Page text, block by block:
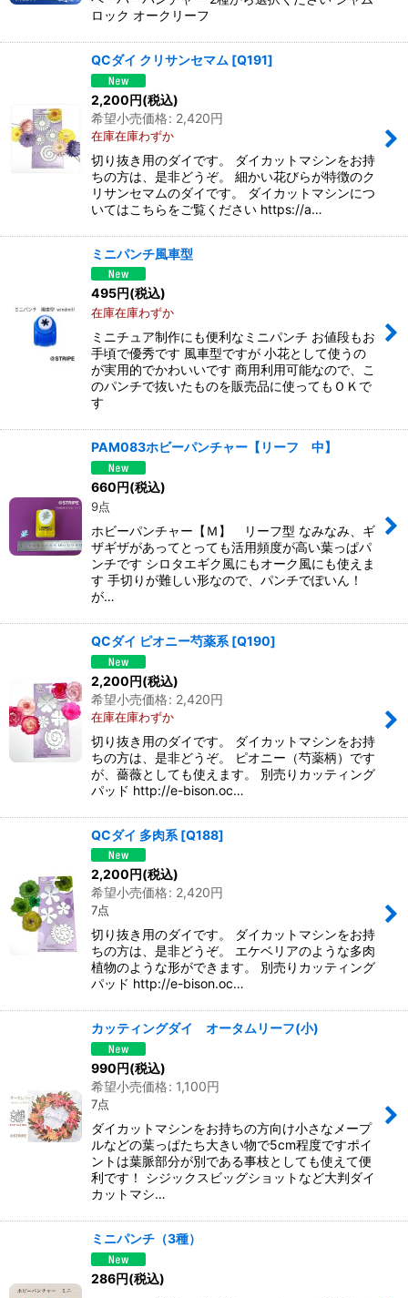
ロック オークリーフ
QCダイ クリサンセマム [Q191]
2,200円(税込)
希望小売価格: 2,420円
在庫在庫わずか
切り抜き用のダイです。 ダイカットマシンをお持
ちの方は、是非どうぞ。 細かい花びらが特徴のク
リサンセマムのダイです。 ダイカットマシンにつ
いてはこちらをご覧ください https://a…
ミニパンチ風車型
495円(税込)
在庫在庫わずか
ミニチュア制作にも便利なミニパンチ お値段もお
手頃で優秀です 風車型ですが 小花として使うの
が実用的でかわいいです 商用利用可能なので、こ
のパンチで抜いたものを販売品に使ってもＯＫで
す
PAM083ホビーパンチャー【リーフ 中】
660円(税込)
9点
ホビーパンチャー【Ｍ】 リーフ型 なみなみ、ギ
ザギザがあってとっても活用頻度が高い葉っぱパ
ンチです シロタエギク風にもオーク風にも使えま
す 手切りが難しい形なので、パンチでぽいん！
が…
QCダイ ピオニー芍薬系 [Q190]
2,200円(税込)
希望小売価格: 2,420円
在庫在庫わずか
切り抜き用のダイです。 ダイカットマシンをお持
ちの方は、是非どうぞ。 ピオニー（芍薬柄）です
が、薔薇としても使えます。 別売りカッティング
パッド http://e-bison.oc…
QCダイ 多肉系 [Q188]
2,200 円(税込)
希望小売価格: 2,420円
7点
切り抜き用のダイです。 ダイカットマシンをお持
ちの方は、是非どうぞ。 エケベリアのような多肉
植物のような形ができます。 別売りカッティング
パッド http://e-bison.oc…
カッティングダイ オータムリーフ(小)
990円(税込)
希望小売価格: 1,100円
7点
ダイカットマシンをお持ちの方向け小さなメープ
ルなどの葉っぱたち大きい物で5cm程度ですポイ
ントは葉脈部分が別である事枝としても使えて便
利です！ シジックスビッグショットなど大判ダイ
カットマシ…
ミニパンチ（3種）
286円(税込)